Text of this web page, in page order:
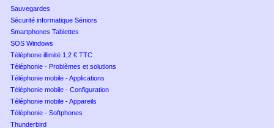
Sauvegardes
Sécurité informatique Séniors
Smartphones Tablettes
SOS Windows
Téléphone illimité 1,2 € TTC
Téléphonie - Problèmes et solutions
Téléphonie mobile - Applications
Téléphonie mobile - Configuration
Téléphonie mobile - Appareils
Téléphonie - Softphones
Thunderbird